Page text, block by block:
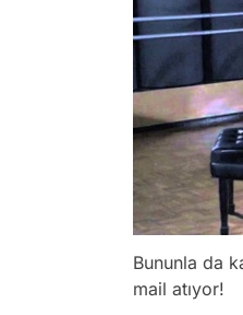
Bununla da
mail atıyor!